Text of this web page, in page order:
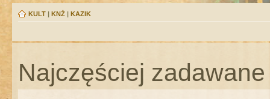
KULT | KNŻ | KAZIK
Najczęściej